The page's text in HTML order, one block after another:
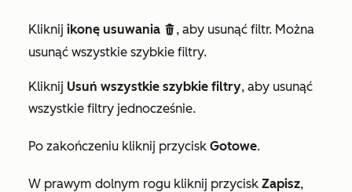
Kliknij ikonę usuwania delete, aby usunąć filtr. Można
usunąć wszystkie szybkie filtry.
Kliknij Usuń wszystkie szybkie filtry, aby usunąć
wszystkie filtry jednocześnie.
Po zakończeniu kliknij przycisk Gotowe.
W prawym dolnym rogu kliknij przycisk Zapisz,